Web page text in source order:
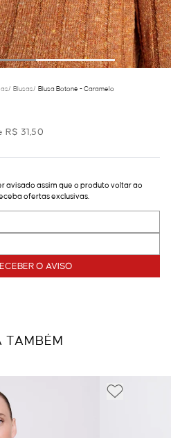
/ Blusas/ Blusa Botonê - Caramelo
R$ 31,50
avisado assim que o produto voltar ao
ofertas exclusivas.
O AVISO
TAMBÉM